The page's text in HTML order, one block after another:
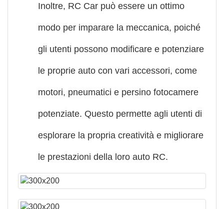
Inoltre, RC Car può essere un ottimo
modo per imparare la meccanica, poiché
gli utenti possono modificare e potenziare
le proprie auto con vari accessori, come
motori, pneumatici e persino fotocamere
potenziate. Questo permette agli utenti di
esplorare la propria creatività e migliorare
le prestazioni della loro auto RC.